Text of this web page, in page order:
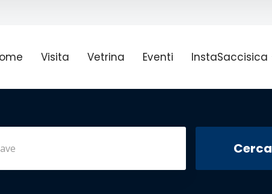
Visita Vetrina Eventi InstaSaccisica
Cerca